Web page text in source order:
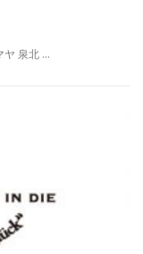
ヤ 泉北 …